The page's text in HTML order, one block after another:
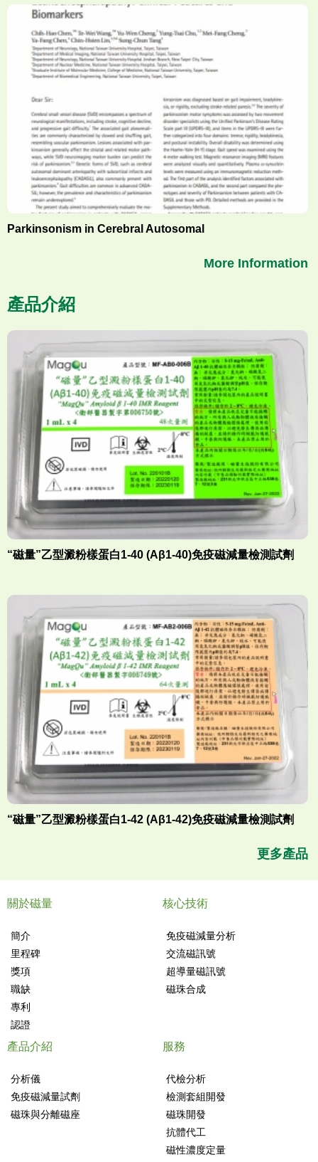
Parkinsonism in Cerebral Autosomal
More Information
產品介紹
“磁量”乙型澱粉樣蛋白1-40 (Aβ1-40)免疫磁減量檢測試劑
“磁量”乙型澱粉樣蛋白1-42 (Aβ1-42)免疫磁減量檢測試劑
更多產品
關於磁量
簡介
里程碑
獎項
職缺
專利
認證
核心技術
免疫磁減量分析
交流磁訊號
超導量磁訊號
磁珠合成
產品介紹
分析儀
免疫磁減量試劑
磁珠與分離磁座
服務
代檢分析
檢測套組開發
磁珠開發
抗體代工
磁性濃度定量